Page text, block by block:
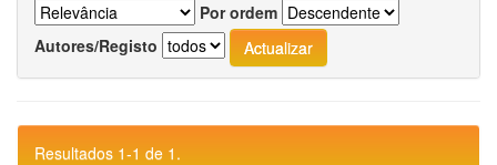
Por ordem
Autores/Registo
Resultados 1-1 de 1.